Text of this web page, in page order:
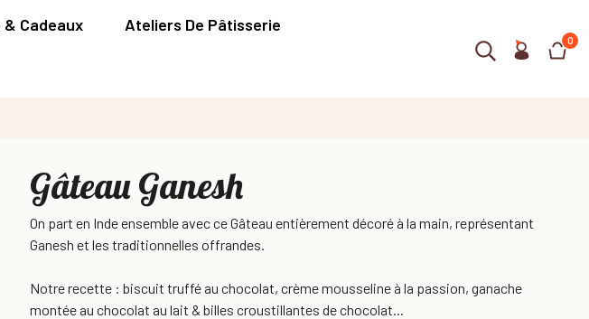
& Cadeaux Ateliers De Pâtisserie
0
Gâteau Ganesh
On part en Inde ensemble avec ce Gâteau entièrement décoré à la main, représentant
Ganesh et les traditionnelles offrandes.
Notre recette : biscuit truffé au chocolat, crème mousseline à la passion, ganache
montée au chocolat au lait & billes croustillantes de chocolat...